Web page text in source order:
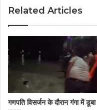
Related Articles
गणपति विसर्जन के दौरान गंगा में डूबा